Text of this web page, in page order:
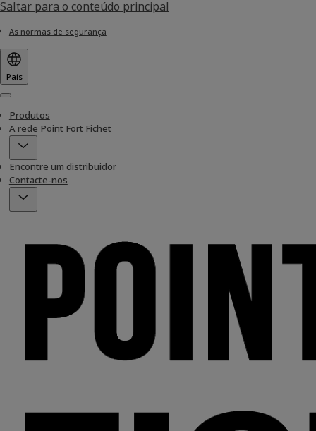
Saltar para o conteúdo principal
As normas de segurança
País
Menu
Produtos
A rede Point Fort Fichet
Encontre um distribuidor
Contacte-nos